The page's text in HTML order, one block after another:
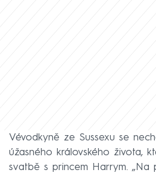
Vévodkyně ze Sussexu se
úžasného královského života,
svatbě s princem Harrym. „Na